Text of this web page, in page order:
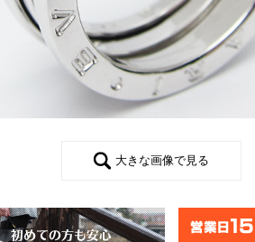
大きな画像で見る